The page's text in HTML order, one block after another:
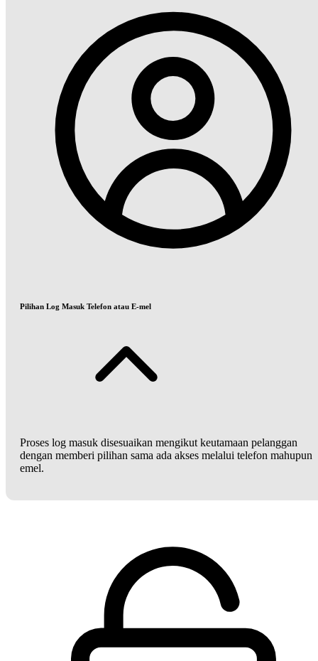
Pilihan Log Masuk Telefon atau E-mel
Proses log masuk disesuaikan mengikut keutamaan pelanggan
dengan memberi pilihan sama ada akses melalui telefon mahupun
emel.